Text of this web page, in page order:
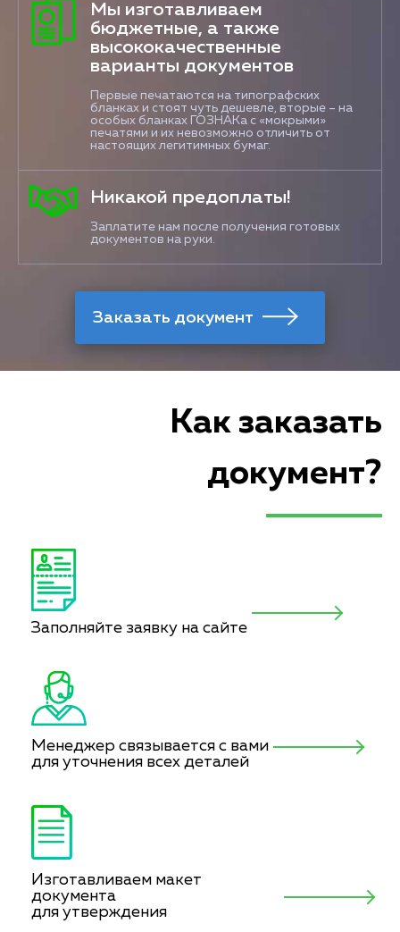
Мы изготавливаем
бюджетные, а также
высококачественные
варианты документов
Первые печатаются на типографских
бланках и стоят чуть дешевле, вторые – на
особых бланках ГОЗНАКа с «мокрыми»
печатями и их невозможно отличить от
настоящих легитимных бумаг.
Никакой предоплаты!
Заплатите нам после получения готовых
документов на руки.
Как заказать
документ?
Заполняйте заявку на сайте
Менеджер связывается с вами
для уточнения всех деталей
Изготавливаем макет
документа
для утверждения